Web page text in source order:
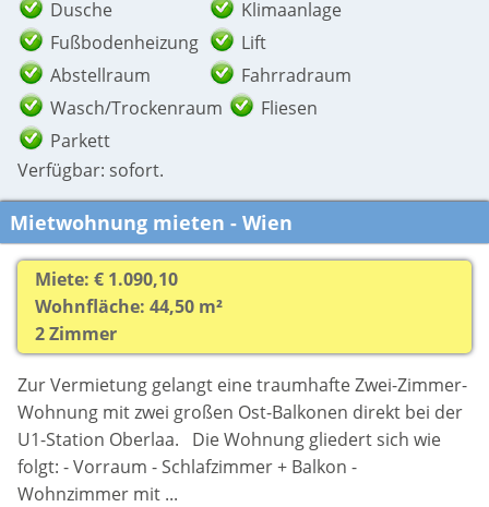
Dusche
Klimaanlage
Fußbodenheizung
Lift
Abstellraum
Fahrradraum
Wasch/Trockenraum
Fliesen
Parkett
Verfügbar: sofort.
Mietwohnung mieten - Wien
Miete: € 1.090,10
Wohnfläche: 44,50 m²
2 Zimmer
Zur Vermietung gelangt eine traumhafte Zwei-Zimmer-
Wohnung mit zwei großen Ost-Balkonen direkt bei der
U1-Station Oberlaa. Die Wohnung gliedert sich wie
folgt: - Vorraum - Schlafzimmer + Balkon -
Wohnzimmer mit ...